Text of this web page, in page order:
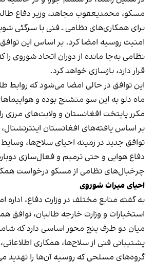
مسکو، محمدیعقوب مجاهد، وزیر دفاع
برای همکاری‌های نظامی ـ فنی با سرگئی
امنیت روسیه امضا کرد. بر اساس این
نظامی به‌جا مانده از دوران اتحاد شوروی را
قرار دارد، بازسازی خواهد کرد.
این توافق در حالی امضا می‌شود که روابط
ماه دلو به این سو متشنج بوده و
مکرر پایتخت افغانستان و ولایت‌های مرزی
بر اساس یافته‌های افغانستان
توافق جدید در زمینه احیای سلاح‌ها،
دفاع هوایی و حتی ترمیم و فعال‌سازی
چرخبال‌های نظامی از مسکو درخواست
احیای میراث شوروی
به گفته منابع مختلف در وزارت دفاع، اداره
استخبارات و وزارت خارجه طالبان، توافق
میان دو طرف پنج محور اساسی دارد که
پشتیبانی فنی از سلاح‌ها، همکاری
گروه‌های مسلحی که روسیه آن‌ها را تهدید